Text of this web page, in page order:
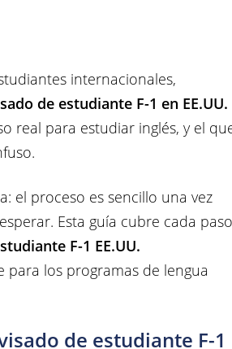
internacionales,
de estudiante F-1 en EE.UU.
real para estudiar inglés, y el
el proceso es sencillo una vez
Esta guía cubre cada paso
F-1 EE.UU.
para los programas de lengua
de estudiante F-1